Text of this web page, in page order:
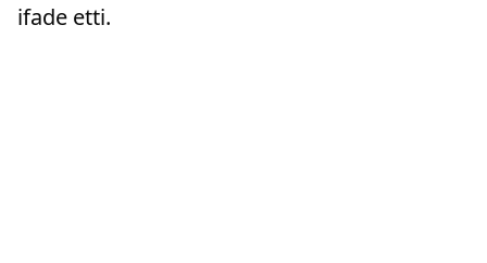
ifade etti.